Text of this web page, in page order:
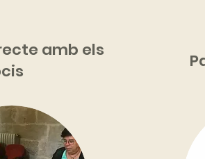
amb els